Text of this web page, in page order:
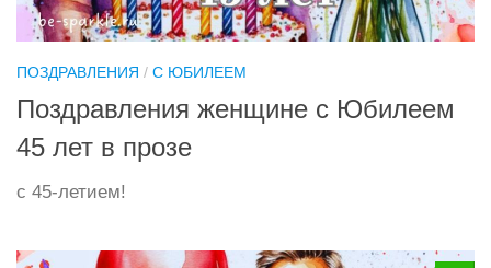
ПОЗДРАВЛЕНИЯ / С ЮБИЛЕЕМ
Поздравления женщине с Юбилеем
45 лет в прозе
с 45-летием!